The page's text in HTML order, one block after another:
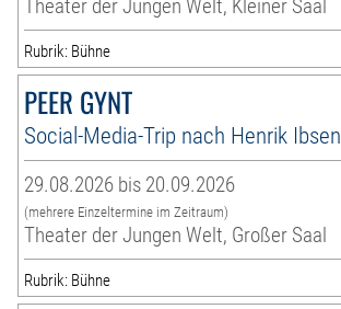
Theater der Jungen Welt, Kleiner Saal
Rubrik: Bühne
PEER GYNT
Social-Media-Trip nach Henrik Ibsen
29.08.2026 bis 20.09.2026
(mehrere Einzeltermine im Zeitraum)
Theater der Jungen Welt, Großer Saal
Rubrik: Bühne